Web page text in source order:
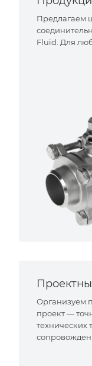
Предлагаем
Fluid. Для
Организуем
проект —
технических